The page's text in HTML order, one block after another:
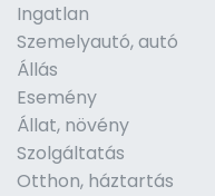
Ingatlan
Szemelyautó, autó
Állás
Esemény
Állat, növény
Szolgáltatás
Otthon, háztartás